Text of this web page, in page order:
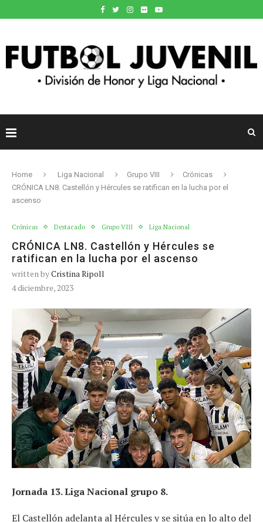
Home Liga Nacional Grupo VIII
Crónicas
CRÓNICA LN8. Castellón y Hércules se ratifican en la lucha por el
ascenso
Crónicas Destacado Grupo VIII Liga Nacional
CRÓNICA LN8. Castellón y Hércules se
ratifican en la lucha por el ascenso
written byCristina Ripoll
4 diciembre, 2023
Jornada 13. Liga Nacional grupo 8.
El Castellón adelanta al Hércules y se sitúa en lo alto del